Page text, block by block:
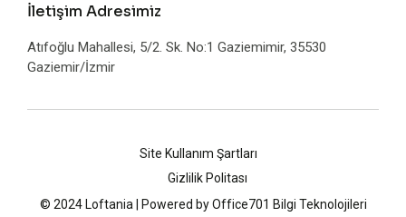
İletişim Adresimiz
Atıfoğlu Mahallesi, 5/2. Sk. No:1 Gaziemimir, 35530
Gaziemir/İzmir
© 2024 Loftania | Powered byOffice701 Bilgi Teknolojileri
Site Kullanım Şartları
Gizlilik Politası